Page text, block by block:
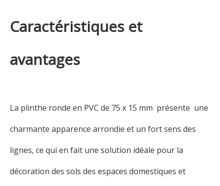
Caractéristiques et
avantages
La plinthe ronde en PVC de 75 x 15 mm présente une
charmante apparence arrondie et un fort sens des
lignes, ce qui en fait une solution idéale pour la
décoration des sols des espaces domestiques et